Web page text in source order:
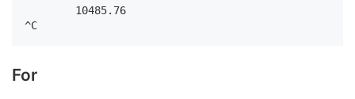
        10485.76
For